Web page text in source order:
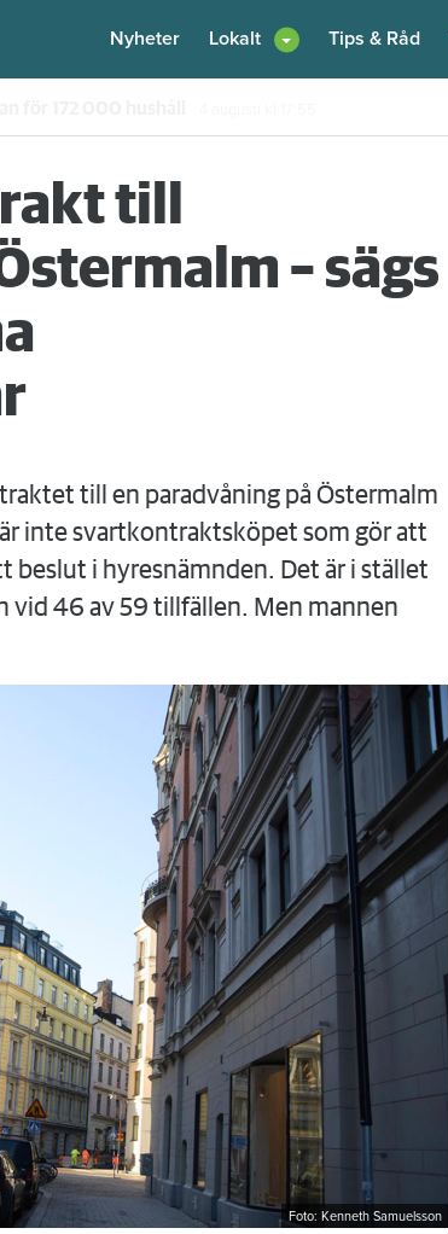
Nyheter Lokalt Tips & Råd
till
– sägs
till en paradvåning på Östermalm
inte svartkontraktsköpet som gör att
i hyresnämnden. Det är i stället
vid 46 av 59 tillfällen. Men mannen
Foto: Kenneth Samuelsson